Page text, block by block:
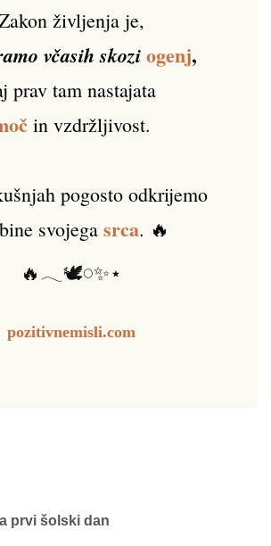
življenja je,
včasih skoziogenj,
prav tam nastajata
in vzdržljivost.
pogosto odkrijemo
svojega srca. 🔥
🔥𓂃🕊️𓏸✨⋆
pozitivnemisli.com
prvi šolski dan